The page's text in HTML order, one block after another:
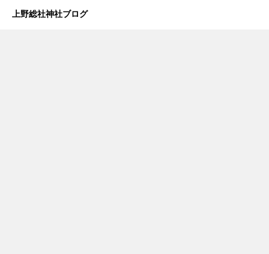
上野総社神社ブログ